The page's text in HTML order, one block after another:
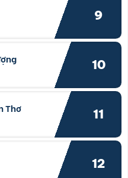
9
10
Thơ
11
12